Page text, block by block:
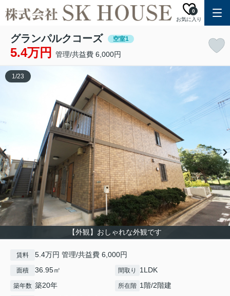
お気に入り
0
グランパルクコーズ 空室1
5.4万円 管理/共益費 6,000円
【外観】おしゃれな外観です
1/23
賃料 5.4万円 管理/共益費 6,000円
面積 36.95㎡ 間取り 1LDK
築年数 築20年 所在階 1階/2階建